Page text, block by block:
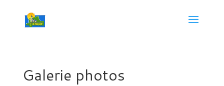
Galerie photos